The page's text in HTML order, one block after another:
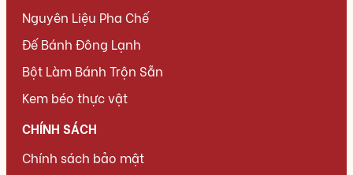
Nguyên Liệu Pha Chế
Đế Bánh Đông Lạnh
Bột Làm Bánh Trộn Sẵn
Kem béo thực vật
CHÍNH SÁCH
Chính sách bảo mật